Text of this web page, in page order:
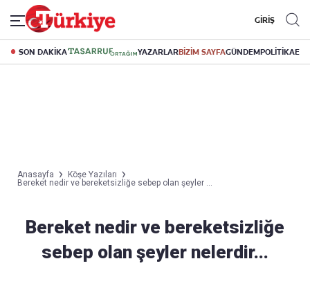
GİRİŞ
SON DAKİKA YAZARLARBİZİM SAYFAGÜNDEMPOLİTİKA
Anasayfa
Köşe Yazıları
Bereket nedir ve bereketsizliğe sebep olan şeyler ...
Bereket nedir ve bereketsizliğe
sebep olan şeyler nelerdir...